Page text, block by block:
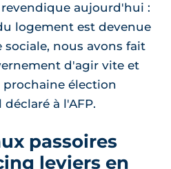
aujourd'hui :
logement est devenue
nous avons fait
d'agir vite et
élection
à l'AFP.
passoires
leviers en